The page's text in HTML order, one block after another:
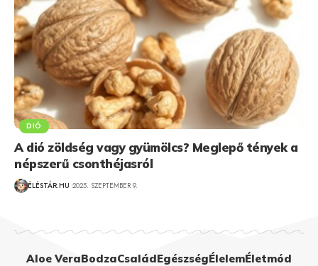
DIÓ
A dió zöldség vagy gyümölcs? Meglepő tények a
népszerű csonthéjasról
ÉLÉSTÁR.HU 2025. SZEPTEMBER 9.
Aloe VeraBodzaCsaládEgészségÉlelemÉletmód